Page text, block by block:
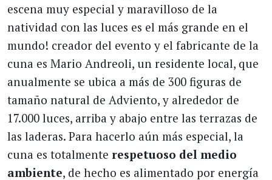
escena muy especial y maravilloso de la
natividad con las luces es el más grande en el
mundo! creador del evento y el fabricante de la
cuna es Mario Andreoli, un residente local, que
anualmente se ubica a más de 300 figuras de
tamaño natural de Adviento, y alrededor de
17.000 luces, arriba y abajo entre las terrazas de
las laderas. Para hacerlo aún más especial, la
cuna es totalmente respetuoso del medio
ambiente, de hecho es alimentado por energía